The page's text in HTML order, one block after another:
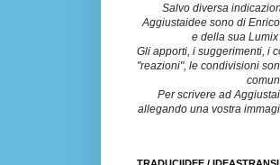
Salvo diversa
Aggiustaidee sono di
e della sua Lumix
Gli apporti, i suggerimenti, i
"reazioni", le condivisioni
Per scrivere ad
allegando una vostra